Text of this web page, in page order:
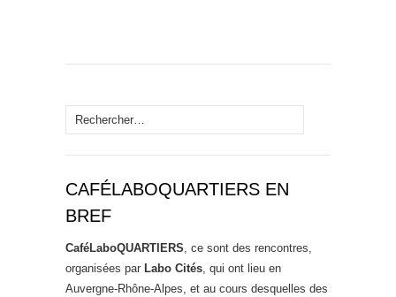
Rechercher :
CAFÉLABOQUARTIERS EN
BREF
CaféLaboQUARTIERS, ce sont des rencontres,
organisées par Labo Cités, qui ont lieu en
Auvergne-Rhône-Alpes, et au cours desquelles des